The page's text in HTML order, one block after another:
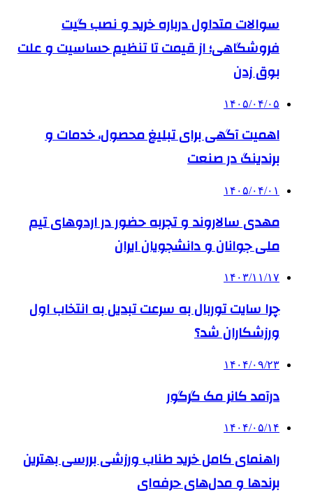
سوالات متداول درباره خرید و نصب گیت
فروشگاهی؛ از قیمت تا تنظیم حساسیت و علت
بوق زدن
۱۴۰۵/۰۴/۰۵
اهمیت آگهی برای تبلیغ محصول، خدمات و
برندینگ در صنعت
۱۴۰۵/۰۴/۰۱
مهدی سالاروند و تجربه حضور در اردوهای تیم
ملی جوانان و دانشجویان ایران
۱۴۰۳/۱۱/۱۷
چرا سایت توربال به ‌سرعت تبدیل به انتخاب اول
ورزشکاران شد؟
۱۴۰۴/۰۹/۲۳
درآمد کانر مک گرگور
۱۴۰۴/۰۵/۱۴
راهنمای کامل خرید طناب ورزشی بررسی بهترین
برندها و مدل‌های حرفه‌ای